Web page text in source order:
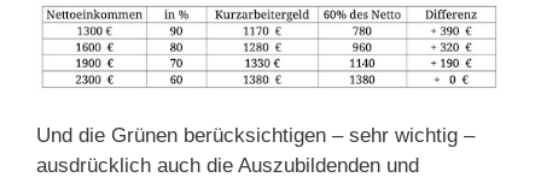
Und die Grünen berücksichtigen – sehr wichtig –
ausdrücklich auch die Auszubildenden und